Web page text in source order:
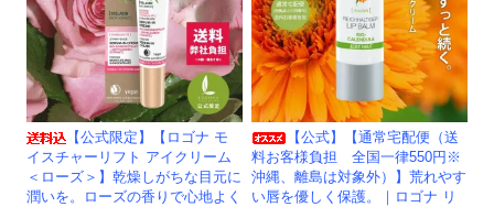
【公式限定】【ロゴナ モ
イスチャーリフト アイクリーム
＜ローズ＞】乾燥しがちな目元に
潤いを。ローズの香りで心地よく
【公式】【通常宅配便（送
料お客様負担 全国一律550円※
沖縄、離島は対象外）】荒れやす
い唇を優しく保護。｜ロゴナ リ